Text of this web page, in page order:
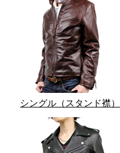
シングル（スタンド襟）